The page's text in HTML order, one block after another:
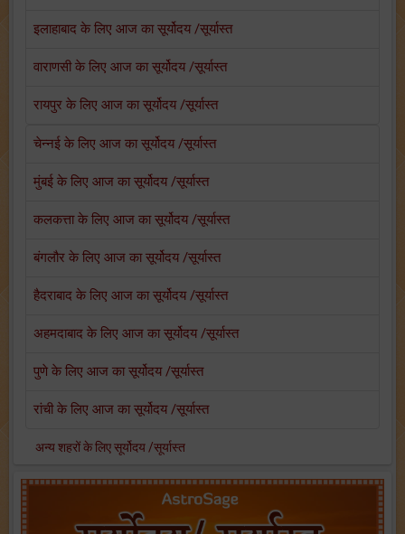
इलाहाबाद के लिए आज का सूर्योदय /सूर्यास्त
वाराणसी के लिए आज का सूर्योदय /सूर्यास्त
रायपुर के लिए आज का सूर्योदय /सूर्यास्त
चेन्नई के लिए आज का सूर्योदय /सूर्यास्त
मुंबई के लिए आज का सूर्योदय /सूर्यास्त
कलकत्ता के लिए आज का सूर्योदय /सूर्यास्त
बंगलौर के लिए आज का सूर्योदय /सूर्यास्त
हैदराबाद के लिए आज का सूर्योदय /सूर्यास्त
अहमदाबाद के लिए आज का सूर्योदय /सूर्यास्त
पुणे के लिए आज का सूर्योदय /सूर्यास्त
रांची के लिए आज का सूर्योदय /सूर्यास्त
अन्य शहरों के लिए सूर्योदय /सूर्यास्त